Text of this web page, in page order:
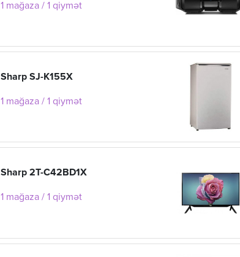
1 mağaza / 1 qiymət
Sharp SJ-K155X
1 mağaza / 1 qiymət
Sharp 2T-C42BD1X
1 mağaza / 1 qiymət